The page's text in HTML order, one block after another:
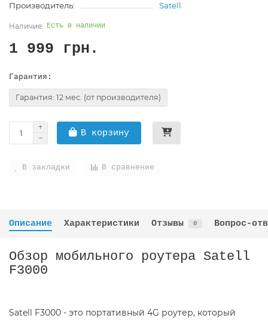
Производитель:
Satell
Есть в наличии
1 999 грн.
Гарантия:
Гарантия: 12 мес. (от производителя)
В корзину
В закладки В сравнение
Описание Характеристики Отзывы 0 Вопрос-
Обзор мобильного роутера Satell
F3000
Satell F3000 - это портативный 4G роутер, который